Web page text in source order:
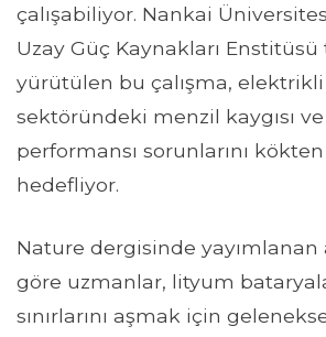
çalışabiliyor. Nankai
Uzay Güç Kaynakları Enstitüsü
yürütülen bu çalışma, elektrikli
sektöründeki menzil kaygısı
performansı sorunlarını
hedefliyor.
Nature dergisinde yayımlanan
göre uzmanlar, lityum
sınırlarını aşmak için